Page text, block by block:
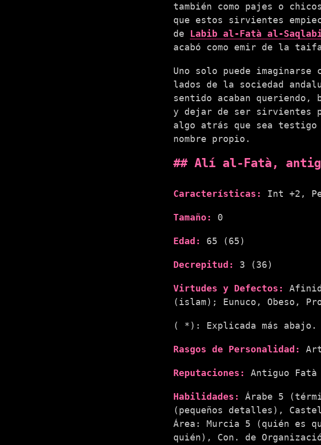
también como pajes o
que estos sirvientes
de Labib al-Fatà al-
acabó como emir de la
Uno solo puede
lados de la sociedad
sentido acaban
y dejar de ser sirvientes
algo atrás que sea testigo
nombre propio.
Alí al-Fatà,
Características: Int +2,
Tamaño: 0
Edad: 65 (65)
Decrepitud: 3 (36)
Virtudes y Defectos:
(islam); Eunuco, Obeso,
( *): Explicada más abajo.
Rasgos de Personalidad:
Reputaciones: Antiguo
Habilidades:
Árabe 5
(pequeños detalles),
Área: Murcia 5 (quién es
quién), Con. de